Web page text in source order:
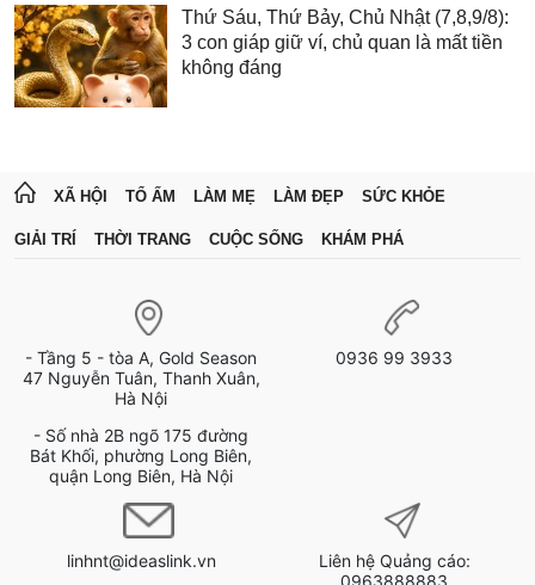
Thứ Sáu, Thứ Bảy, Chủ Nhật (7,8,9/8):
3 con giáp giữ ví, chủ quan là mất tiền
không đáng
XÃ HỘI TỔ ẤM LÀM MẸ LÀM ĐẸP SỨC KHỎE
GIẢI TRÍ THỜI TRANG CUỘC SỐNG KHÁM PHÁ
- Tầng 5 - tòa A, Gold Season
47 Nguyễn Tuân, Thanh Xuân,
Hà Nội
- Số nhà 2B ngõ 175 đường
Bát Khối, phường Long Biên,
quận Long Biên, Hà Nội
0936 99 3933
linhnt@ideaslink.vn
Liên hệ Quảng cáo: